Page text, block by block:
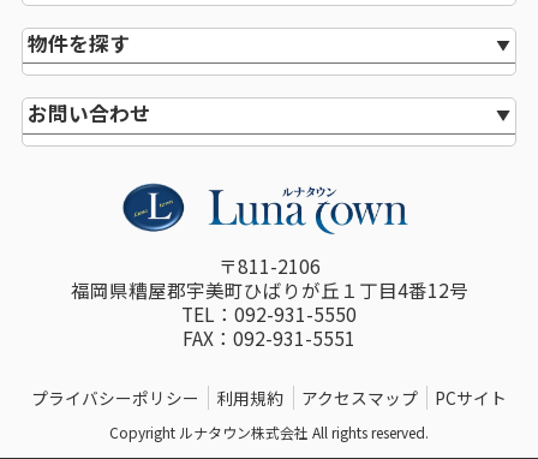
物件を探す
お問い合わせ
〒811-2106
福岡県糟屋郡宇美町ひばりが丘１丁目4番12号
TEL：092-931-5550
FAX：092-931-5551
プライバシーポリシー 利用規約 アクセスマップ PCサイト
Copyright ルナタウン株式会社 All rights reserved.